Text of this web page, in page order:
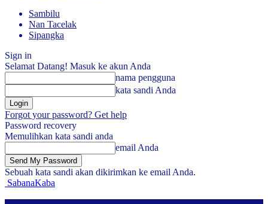
Sambilu
Nan Tacelak
Sipangka
Sign in
Selamat Datang! Masuk ke akun Anda
nama pengguna
kata sandi Anda
Forgot your password? Get help
Password recovery
Memulihkan kata sandi anda
email Anda
Sebuah kata sandi akan dikirimkan ke email Anda.
SabanaKaba